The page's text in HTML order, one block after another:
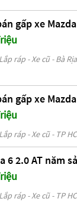
gấp xe
ráp - Xe cũ - Bà
gấp xe
ráp - Xe cũ - TP
6 2.0 AT năm
ráp - Xe cũ - TP